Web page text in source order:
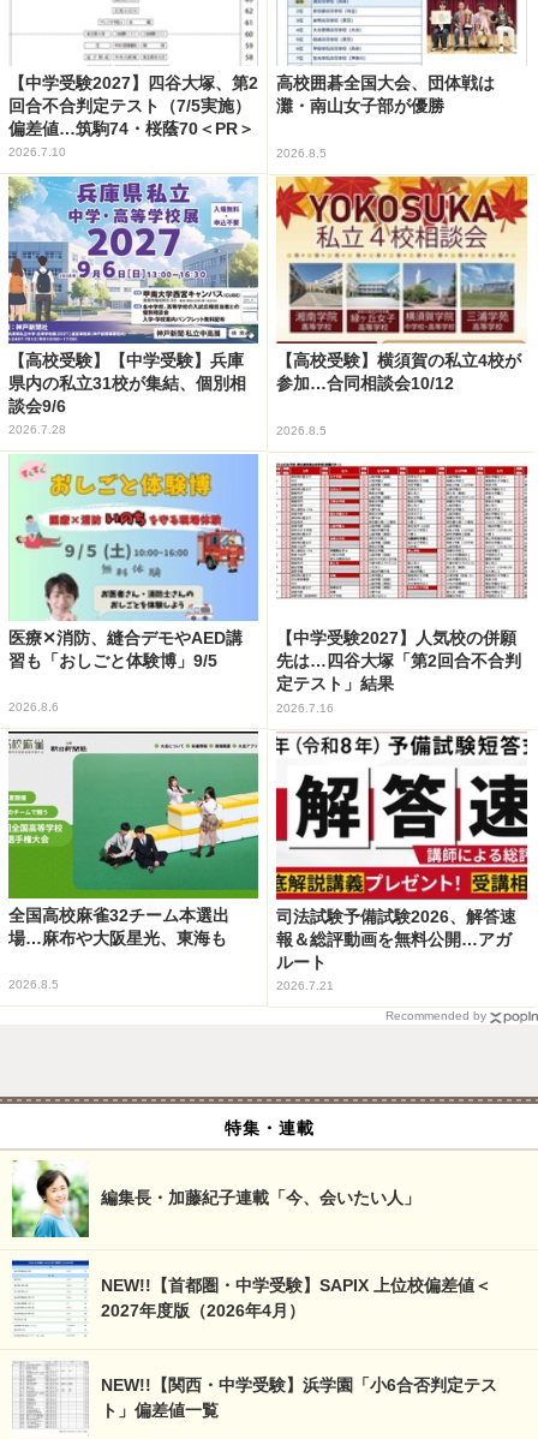
【中学受験2027】四谷大塚、第2
回合不合判定テスト（7/5実施）
偏差値…筑駒74・桜蔭70＜PR＞
2026.7.10
高校囲碁全国大会、団体戦は
灘・南山女子部が優勝
2026.8.5
【高校受験】【中学受験】兵庫
県内の私立31校が集結、個別相
談会9/6
2026.7.28
【高校受験】横須賀の私立4校が
参加…合同相談会10/12
2026.8.5
医療✕消防、縫合デモやAED講
習も「おしごと体験博」9/5
2026.8.6
【中学受験2027】人気校の併願
先は…四谷大塚「第2回合不合判
定テスト」結果
2026.7.16
全国高校麻雀32チーム本選出
場…麻布や大阪星光、東海も
2026.8.5
司法試験予備試験2026、解答速
報＆総評動画を無料公開…アガ
ルート
2026.7.21
Recommended by
特集・連載
編集長・加藤紀子連載「今、会いたい人」
NEW!!【首都圏・中学受験】SAPIX 上位校偏差値＜
2027年度版（2026年4月）
NEW!!【関西・中学受験】浜学園「小6合否判定テス
ト」偏差値一覧